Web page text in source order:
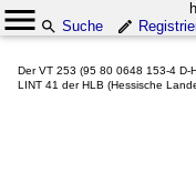
Suche
Der VT 253 (95 80 0648 153-4 D-
LINT 41 der HLB (Hessische